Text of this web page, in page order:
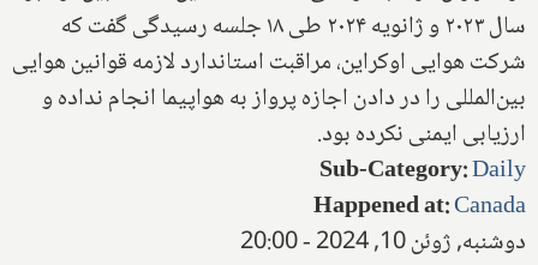
سال ۲۰۲۳ و ژانویه ۲۰۲۴ طی ۱۸ جلسه رسیدگی گفت که
شرکت هوایی اوکراین، مراقبت استاندارد لازمه قوانین هوایی
بین‌المللی را در دادن اجازه پرواز به هواپیما انجام نداده و
ارزیابی‌ ایمنی نکرده بود.
Sub-Category:Daily
Happened at:Canada
دوشنبه, ژوئن 10, 2024 - 20:00